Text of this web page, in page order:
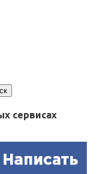
сервисах